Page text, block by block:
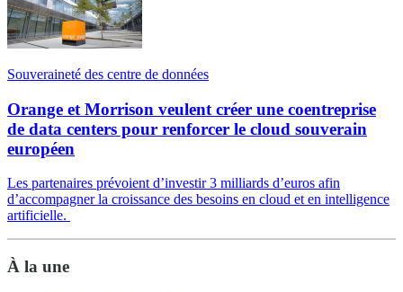
Souveraineté des centre de données
Orange et Morrison veulent créer une coentreprise
de data centers pour renforcer le cloud souverain
européen
Les partenaires prévoient d’investir 3 milliards d’euros afin
d’accompagner la croissance des besoins en cloud et en intelligence
artificielle.
À la une